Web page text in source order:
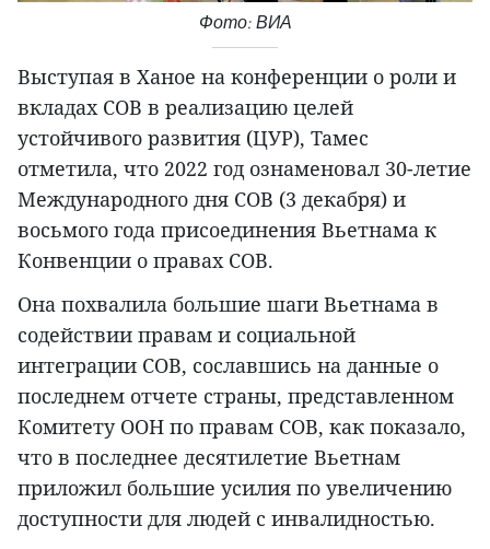
Фото: ВИА
Выступая в Ханое на конференции о роли и
вкладах СОВ в реализацию целей
устойчивого развития (ЦУР), Тамес
отметила, что 2022 год ознаменовал 30-летие
Международного дня СОВ (3 декабря) и
восьмого года присоединения Вьетнама к
Конвенции о правах СОВ.
Она похвалила большие шаги Вьетнама в
содействии правам и социальной
интеграции СОВ, сославшись на данные о
последнем отчете страны, представленном
Комитету ООН по правам СОВ, как показало,
что в последнее десятилетие Вьетнам
приложил большие усилия по увеличению
доступности для людей с инвалидностью.